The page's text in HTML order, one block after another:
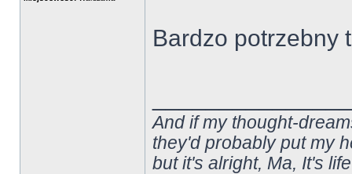
Bardzo potrzebny
And if my thought-
they'd probably put my
but it's alright, Ma, It's